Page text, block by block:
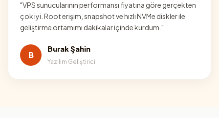
"VPS sunucularının performansı fiyatına göre gerçekten
çok iyi. Root erişim, snapshot ve hızlı NVMe diskler ile
geliştirme ortamımı dakikalar içinde kurdum. "
B
Burak Şahin
Yazılım Geliştirici